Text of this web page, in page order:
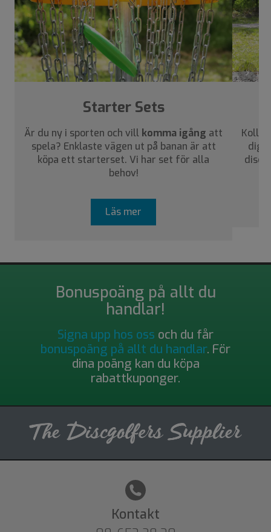
›
Starter Sets
Är du ny i sporten och vill komma igång att
spela? Enklaste vägen ut på banan är att
köpa ett starterset. Vi har set för alla
behov!
Läs mer
Kolla
dig
Bonuspoäng på allt du
handlar!
Signa upp hos oss och du får
bonuspoäng på allt du handlar. För
dina poäng kan du köpa
rabattkuponger.
Kontakt